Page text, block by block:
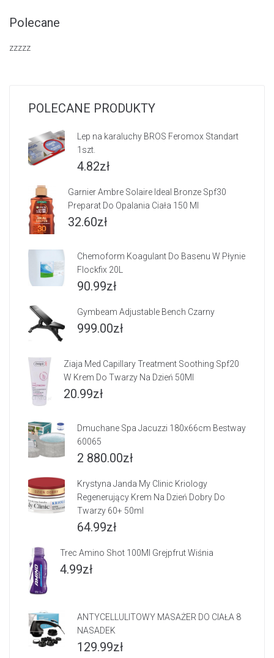
Polecane
zzzzz
POLECANE PRODUKTY
Lep na karaluchy BROS Feromox Standart
1szt.
4.82zł
Garnier Ambre Solaire Ideal Bronze Spf30
Preparat Do Opalania Ciała 150 Ml
32.60zł
Chemoform Koagulant Do Basenu W Płynie
Flockfix 20L
90.99zł
Gymbeam Adjustable Bench Czarny
999.00zł
Ziaja Med Capillary Treatment Soothing Spf20
W Krem Do Twarzy Na Dzień 50Ml
20.99zł
Dmuchane Spa Jacuzzi 180x66cm Bestway
60065
2 880.00zł
Krystyna Janda My Clinic Kriology
Regenerujący Krem Na Dzień Dobry Do
Twarzy 60+ 50ml
64.99zł
Trec Amino Shot 100Ml Grejpfrut Wiśnia
4.99zł
ANTYCELLULITOWY MASAŻER DO CIAŁA 8
NASADEK
129.99zł